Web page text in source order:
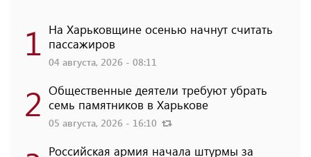
1 На Харьковщине осенью начнут считать
пассажиров
04 августа, 2026 - 08:11
2 Общественные деятели требуют убрать
семь памятников в Харькове
05 августа, 2026 - 16:10
Российская армия начала штурмы за